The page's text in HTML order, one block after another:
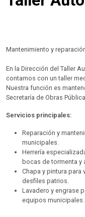
Mantenimiento y
En la Dirección del Taller
contamos con un taller
Nuestra función es
Secretaría de Obras
Servicios principales:
Reparación y
municipales.
Herrería
bocas de tormenta y
Chapa y pintura para
desfiles patrios.
Lavadero y engrase
equipos municipales.